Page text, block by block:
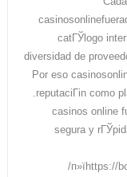
catГЎlogo
diversidad de
Por eso
reputaciГіn como
casinos online
segura y
п»їhttps://